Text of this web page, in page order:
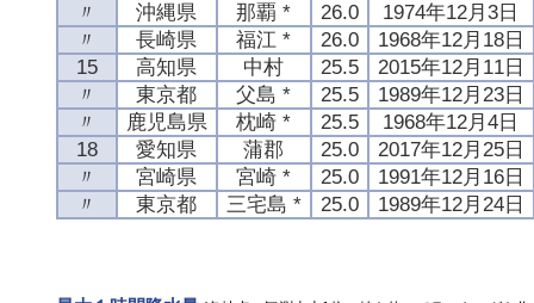
〃
沖縄県 那覇 * 26.0
1974年12月3日
〃
長崎県 福江 * 26.0
1968年12月18日
15
高知県 中村 25.5
2015年12月11日
〃
東京都 父島 * 25.5
1989年12月23日
〃
鹿児島県 枕崎 * 25.5
1968年12月4日
18
愛知県 蒲郡 25.0
2017年12月25日
〃
宮崎県 宮崎 * 25.0
1991年12月16日
〃
東京都 三宅島 * 25.0 1989年12月24日